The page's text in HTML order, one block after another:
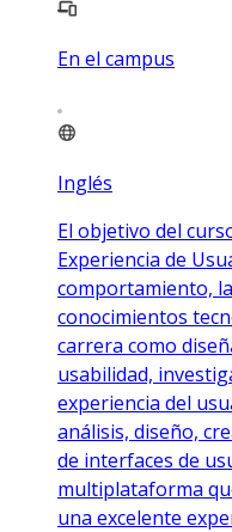
En el campus
Inglés
El objetivo del
Experiencia de
comportamiento,
conocimientos
carrera como
usabilidad,
experiencia del
análisis, diseño,
de interfaces de
multiplataforma
una excelente